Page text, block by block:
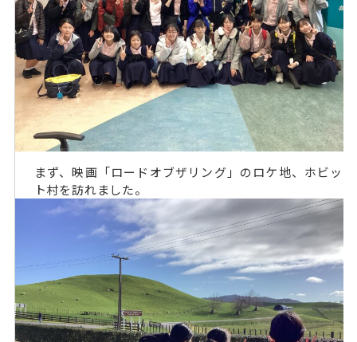
まず、映画「ロードオブザリング」のロケ地、ホビッ
ト村を訪れました。